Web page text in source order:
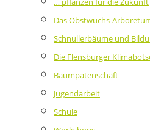
Das Obstwuchs-
Schnullerbäume und
Die Flensburger
Baumpatenschaft
Jugendarbeit
Schule